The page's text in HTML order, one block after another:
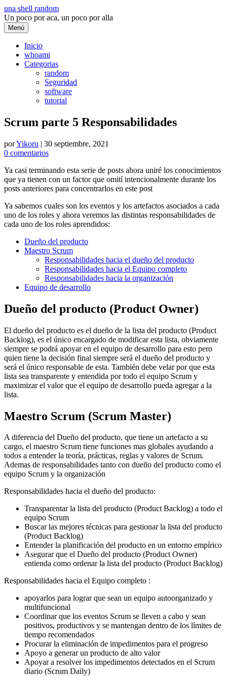
Saltar
al
contenido
una shell random
Un poco por aca, un poco por alla
Menú
Inicio
whoami
Categorias
random
Seguridad
software
tutorial
Scrum parte 5 Responsabilidades
porYikoru | 30 septiembre, 2021
0 comentarios
Ya casi terminando esta serie de posts ahora uniré los conocimientos
que ya tienen con un factor que omití intencionalmente durante los
posts anteriores para concentrarlos en este post
Ya sabemos cuales son los eventos y los artefactos asociados a cada
uno de los roles y ahora veremos las distintas responsabilidades de
cada uno de los roles aprendidos:
Dueño del producto
Maestro Scrum
Responsabilidades hacia el dueño del producto
Responsabilidades hacia el Equipo completo
Responsabilidades hacia la organización
Equipo de desarrollo
Dueño del producto (Product Owner)
El dueño del producto es el dueño de la lista del producto (Product
Backlog), es el único encargado de modificar esta lista, obviamente
siempre se podrá apoyar en el equipo de desarrollo para esto pero
quien tiene la decisión final siempre será el dueño del producto y
será el único responsable de esta. También debe velar por que esta
lista sea transparente y entendida por todo el equipo Scrum y
maximizar el valor que el equipo de desarrollo pueda agregar a la
lista.
Maestro Scrum (Scrum Master)
A diferencia del Dueño del producto, que tiene un artefacto a su
cargo, el maestro Scrum tiene funciones mas globales ayudando a
todos a entender la teoría, prácticas, reglas y valores de Scrum.
Ademas de responsabilidades tanto con dueño del producto como el
equipo Scrum y la organización
Responsabilidades hacia el dueño del producto:
Transparentar la lista del producto (Product Backlog) a todo el
equipo Scrum
Buscar las mejores técnicas para gestionar la lista del producto
(Product Backlog)
Entender la planificación del producto en un entorno empírico
Asegurar que el Dueño del producto (Product Owner)
entienda como ordenar la lista del producto (Product Backlog)
Responsabilidades hacia el Equipo completo :
apoyarlos para lograr que sean un equipo autoorganizado y
multifuncional
Coordinar que los eventos Scrum se lleven a cabo y sean
positivos, productivos y se mantengan dentro de los límites de
tiempo recomendados
Procurar la eliminación de impedimentos para el progreso
Apoyo a generar un producto de alto valor
Apoyar a resolver los impedimentos detectados en el Scrum
diario (Scrum Daily)